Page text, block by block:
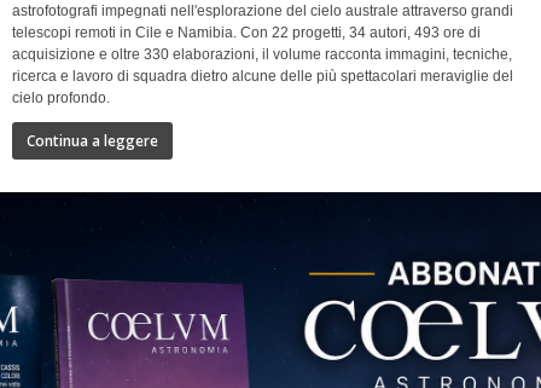
astrofotografi impegnati nell'esplorazione del cielo australe attraverso grandi
telescopi remoti in Cile e Namibia. Con 22 progetti, 34 autori, 493 ore di
acquisizione e oltre 330 elaborazioni, il volume racconta immagini, tecniche,
ricerca e lavoro di squadra dietro alcune delle più spettacolari meraviglie del
cielo profondo.
Continua a leggere